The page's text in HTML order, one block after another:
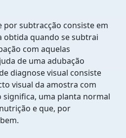
por subtracção consiste em
obtida quando se subtrai
com aquelas
de uma adubação
diagnose visual consiste
visual da amostra com
significa, uma planta normal
e que, por